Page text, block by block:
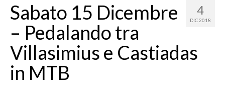
4
DIC 2018
Sabato 15 Dicembre
– Pedalando tra
Villasimius e Castiadas
in MTB